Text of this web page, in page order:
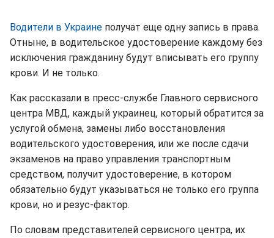
Водители в Украине получат еще одну запись в права.
Отныне, в водительское удостоверение каждому без
исключения гражданину будут вписывать его группу
крови. И не только.
Как рассказали в пресс-службе Главного сервисного
центра МВД, каждый украинец, который обратится за
услугой обмена, замены либо восстановления
водительского удостоверения, или же после сдачи
экзаменов на право управления транспортным
средством, получит удостоверение, в котором
обязательно будут указываться не только его группа
крови, но и резус-фактор.
По словам представителей сервисного центра, их